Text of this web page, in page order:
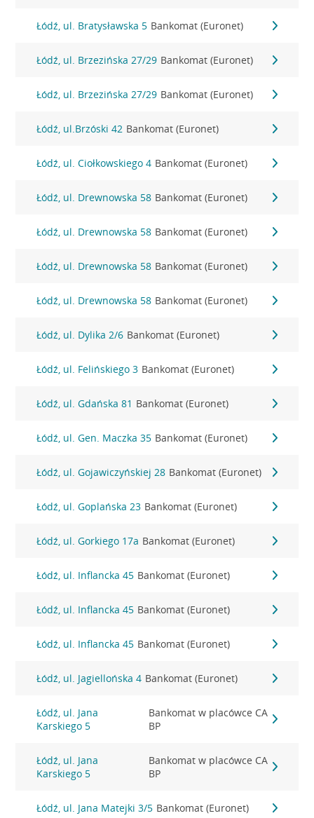
Łódź, ul. Bratysławska 5 Bankomat (Euronet)
Łódź, ul. Brzezińska 27/29 Bankomat (Euronet)
Łódź, ul. Brzezińska 27/29 Bankomat (Euronet)
Łódź, ul.Brzóski 42 Bankomat (Euronet)
Łódź, ul. Ciołkowskiego 4 Bankomat (Euronet)
Łódź, ul. Drewnowska 58 Bankomat (Euronet)
Łódź, ul. Drewnowska 58 Bankomat (Euronet)
Łódź, ul. Drewnowska 58 Bankomat (Euronet)
Łódź, ul. Drewnowska 58 Bankomat (Euronet)
Łódź, ul. Dylika 2/6 Bankomat (Euronet)
Łódź, ul. Felińskiego 3 Bankomat (Euronet)
Łódź, ul. Gdańska 81 Bankomat (Euronet)
Łódź, ul. Gen. Maczka 35 Bankomat (Euronet)
Łódź, ul. Gojawiczyńskiej 28 Bankomat (Euronet)
Łódź, ul. Goplańska 23 Bankomat (Euronet)
Łódź, ul. Gorkiego 17a Bankomat (Euronet)
Łódź, ul. Inflancka 45 Bankomat (Euronet)
Łódź, ul. Inflancka 45 Bankomat (Euronet)
Łódź, ul. Inflancka 45 Bankomat (Euronet)
Łódź, ul. Jagiellońska 4 Bankomat (Euronet)
Łódź, ul. Jana
Karskiego 5
Bankomat w placówce CA
BP
Łódź, ul. Jana
Karskiego 5
Bankomat w placówce CA
BP
Łódź, ul. Jana Matejki 3/5 Bankomat (Euronet)